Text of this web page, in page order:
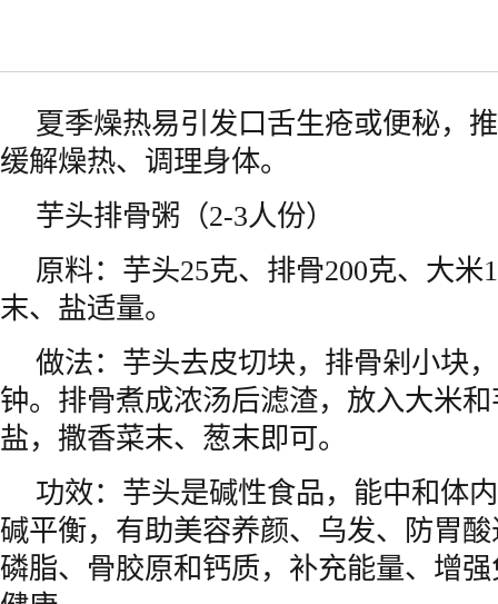
夏季燥热易引发口舌生疮或便秘，
缓解燥热、调理身体。
芋头排骨粥（2-3人份）
原料：芋头25克、排骨200克、大米
末、盐适量。
做法：芋头去皮切块，排骨剁小块
钟。排骨煮成浓汤后滤渣，放入大米
盐，撒香菜末、葱末即可。
功效：芋头是碱性食品，能中和体
碱平衡，有助美容养颜、乌发、防胃
磷脂、骨胶原和钙质，补充能量、增